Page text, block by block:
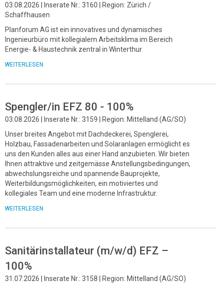
03.08.2026 | Inserate Nr.: 3160 | Region: Zürich /
Schaffhausen
Planforum AG ist ein innovatives und dynamisches
Ingenieurbüro mit kollegialem Arbeitsklima im Bereich
Energie- & Haustechnik zentral in Winterthur
WEITERLESEN
Spengler/in EFZ 80 - 100%
03.08.2026 | Inserate Nr.: 3159 | Region: Mittelland (AG/SO)
Unser breites Angebot mit Dachdeckerei, Spenglerei,
Holzbau, Fassadenarbeiten und Solaranlagen ermöglicht es
uns den Kunden alles aus einer Hand anzubieten. Wir bieten
Ihnen attraktive und zeitgemässe Anstellungsbedingungen,
abwechslungsreiche und spannende Bauprojekte,
Weiterbildungsmöglichkeiten, ein motiviertes und
kollegiales Team und eine moderne Infrastruktur.
WEITERLESEN
Sanitärinstallateur (m/w/d) EFZ –
100%
31.07.2026 | Inserate Nr.: 3158 | Region: Mittelland (AG/SO)